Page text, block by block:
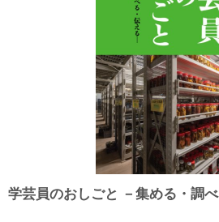
学芸員のおしごと －集める・調